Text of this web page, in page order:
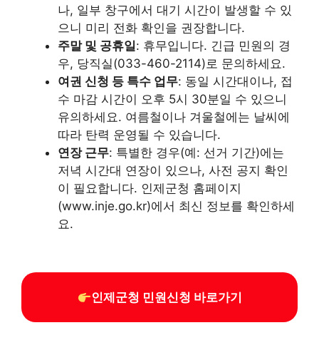
나, 일부 창구에서 대기 시간이 발생할 수 있
으니 미리 전화 확인을 권장합니다.
주말 및 공휴일: 휴무입니다. 긴급 민원의 경
우, 당직실(033-460-2114)로 문의하세요.
여권 신청 등 특수 업무: 동일 시간대이나, 접
수 마감 시간이 오후 5시 30분일 수 있으니
유의하세요. 여름철이나 겨울철에는 날씨에
따라 탄력 운영될 수 있습니다.
연장 근무: 특별한 경우(예: 선거 기간)에는
저녁 시간대 연장이 있으나, 사전 공지 확인
이 필요합니다. 인제군청 홈페이지
(www.inje.go.kr)에서 최신 정보를 확인하세
요.
인제군청 민원신청 바로가기